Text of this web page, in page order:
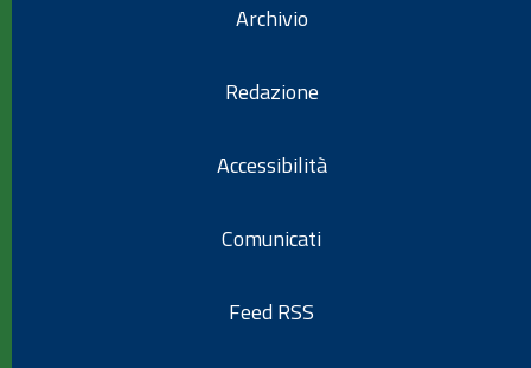
Archivio
Redazione
Accessibilità
Comunicati
Feed RSS